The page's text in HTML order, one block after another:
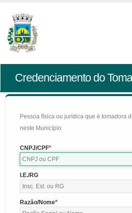
Credenciamento do
Pessoa física ou jurídica que é tomadora
neste Município
CNPJ/CPF
I.E./RG
Razão/Nome